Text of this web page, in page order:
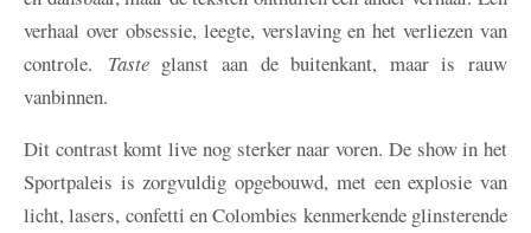
verhaal over obsessie, leegte, verslaving en het verliezen van
controle. Taste glanst aan de buitenkant, maar is rauw
vanbinnen.
Dit contrast komt live nog sterker naar voren. De show in het
Sportpaleis is zorgvuldig opgebouwd, met een explosie van
licht, lasers, confetti en Colombies kenmerkende glinsterende